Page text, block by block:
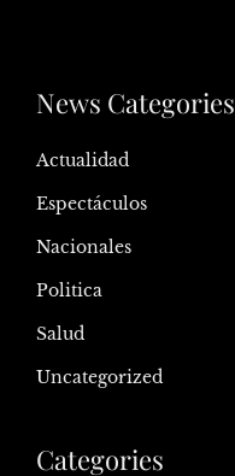
News Categories
Actualidad
Espectáculos
Nacionales
Politica
Salud
Uncategorized
Categories